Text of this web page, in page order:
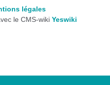
légales
le CMS-wikiYeswiki